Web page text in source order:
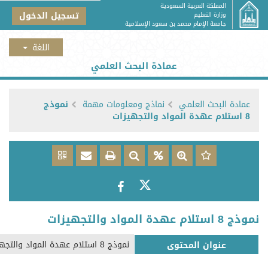
المملكة العربية السعودية
وزارة التعليم
جامعة الإمام محمد بن سعود الإسلامية تسجيل الدخول
عمادة البحث العلمي
عمادة البحث العلمي نماذج ومعلومات مهمة نموذج
8 استلام عهدة المواد والتجهيزات
نموذج 8 استلام عهدة المواد والتجهيزات
عنوان المحتوى
نموذج 8 استلام عهدة المواد والتجهيزات